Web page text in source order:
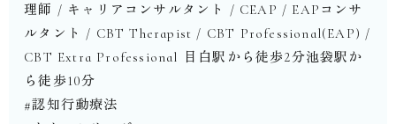
理師 / キャリアコンサルタント / CEAP / EAPコンサ
ルタント / CBT Therapist︎ / CBT Professional(EAP) /
CBT Extra Professional ︎⁡目白駅から徒歩2分池袋駅か
ら徒歩10分⁡⁡
#認知行動療法